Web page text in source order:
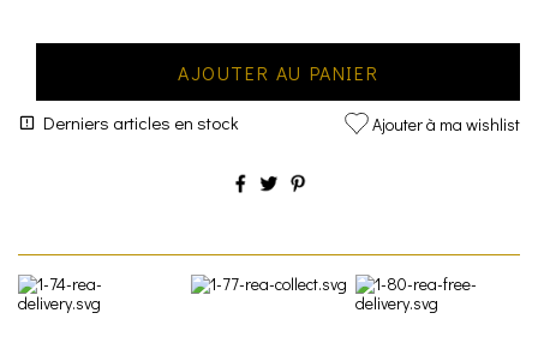
AJOUTER AU PANIER
Derniers articles en stock Ajouter à ma wishlist